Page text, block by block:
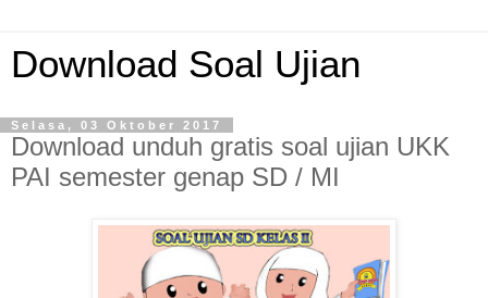
Download Soal Ujian
Selasa, 03 Oktober 2017
Download unduh gratis soal ujian UKK
PAI semester genap SD / MI